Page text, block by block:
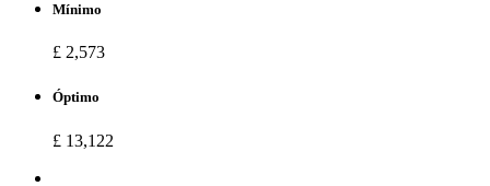
Mínimo
£ 2,573
Óptimo
£ 13,122